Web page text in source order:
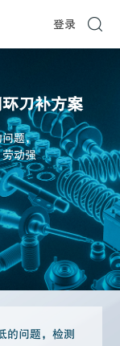
登录
刀补方案
问题，
劳动强
的问题，检测